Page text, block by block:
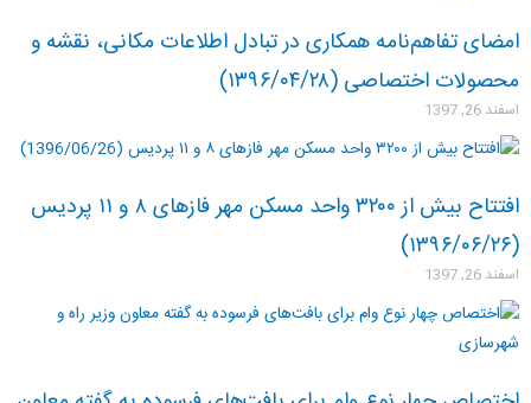
امضای تفاهم‌نامه همکاری در تبادل اطلاعات مکانی، نقشه و
محصولات اختصاصی (۱۳۹۶/۰۴/۲۸)
اسفند 26, 1397
افتتاح بیش از ۳۲۰۰ واحد مسکن مهر فازهای ۸ و ۱۱ پردیس
(۱۳۹۶/۰۶/۲۶)
اسفند 26, 1397